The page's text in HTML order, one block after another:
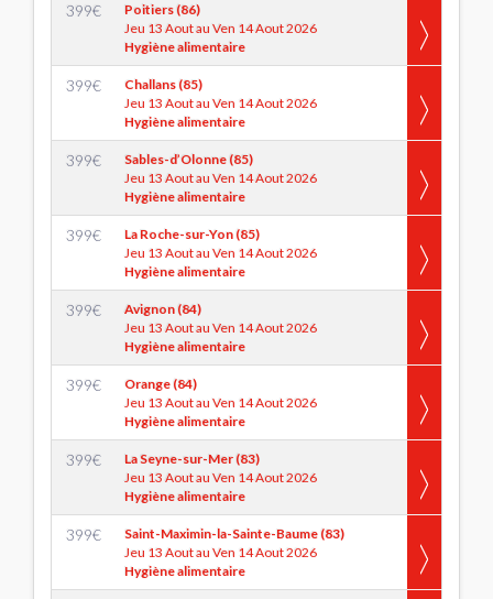
399€
Poitiers (86)
Jeu 13 Aout au Ven 14 Aout 2026
Hygiène alimentaire
399€
Challans (85)
Jeu 13 Aout au Ven 14 Aout 2026
Hygiène alimentaire
399€
Sables-d’Olonne (85)
Jeu 13 Aout au Ven 14 Aout 2026
Hygiène alimentaire
399€
La Roche-sur-Yon (85)
Jeu 13 Aout au Ven 14 Aout 2026
Hygiène alimentaire
399€
Avignon (84)
Jeu 13 Aout au Ven 14 Aout 2026
Hygiène alimentaire
399€
Orange (84)
Jeu 13 Aout au Ven 14 Aout 2026
Hygiène alimentaire
399€
La Seyne-sur-Mer (83)
Jeu 13 Aout au Ven 14 Aout 2026
Hygiène alimentaire
399€
Saint-Maximin-la-Sainte-Baume (83)
Jeu 13 Aout au Ven 14 Aout 2026
Hygiène alimentaire